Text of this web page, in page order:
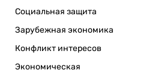
Социальная защита
Зарубежная экономика
Конфликт интересов
Экономическая